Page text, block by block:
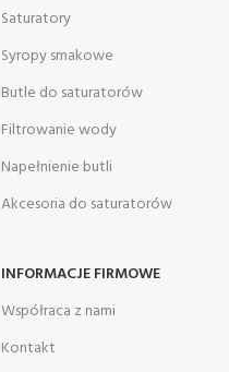
Saturatory
Syropy smakowe
Butle do saturatorów
Filtrowanie wody
Napełnienie butli
Akcesoria do saturatorów
INFORMACJE FIRMOWE
Współraca z nami
Kontakt